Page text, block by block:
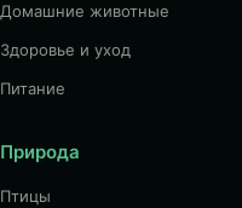
Домашние животные
Здоровье и уход
Питание
Природа
Птицы